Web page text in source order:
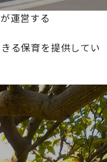
運営する
る保育を提供してい